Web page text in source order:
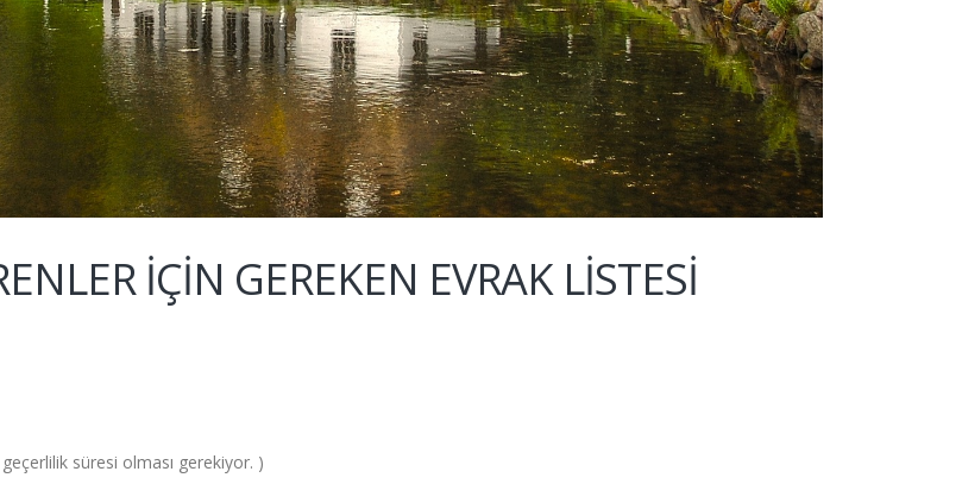
İÇİN GEREKEN EVRAK LİSTESİ
süresi olması gerekiyor. )